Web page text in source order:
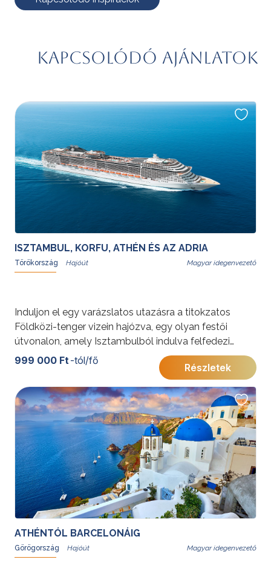
Kapcsolódó ajánlatok
ISZTAMBUL, KORFU, ATHÉN ÉS AZ ADRIA
Törökország Magyar idegenvezető
Induljon el egy varázslatos utazásra a titokzatos
Földközi-tenger vizein hajózva, egy olyan festői
útvonalon, amely Isztambulból indulva felfedezi
Korfu ékköveit, Bari történelmi báját, valamint
Alberobello jellegzetes trullóit, Trieszt eleganciáját,
Katakolon ősi varázsát és az Olimpia szülőhazáját,
Kréta szigetének báját és Kusadasi magával ragadó
varázsát
999 000 Ft -tól/fő
Részletek
ATHÉNTÓL BARCELONÁIG
Görögország Magyar idegenvezető